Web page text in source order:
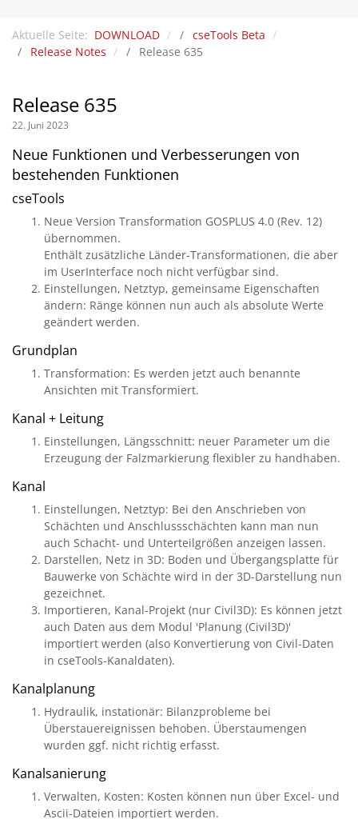
Aktuelle Seite: DOWNLOAD
cseTools Beta
Release Notes
Release 635
Release 635
22. Juni 2023
Neue Funktionen und Verbesserungen von
bestehenden Funktionen
cseTools
Neue Version Transformation GOSPLUS 4.0 (Rev. 12)
übernommen.
Enthält zusätzliche Länder-Transformationen, die aber
im UserInterface noch nicht verfügbar sind.
Einstellungen, Netztyp, gemeinsame Eigenschaften
ändern: Ränge können nun auch als absolute Werte
geändert werden.
Grundplan
Transformation: Es werden jetzt auch benannte
Ansichten mit Transformiert.
Kanal + Leitung
Einstellungen, Längsschnitt: neuer Parameter um die
Erzeugung der Falzmarkierung flexibler zu handhaben.
Kanal
Einstellungen, Netztyp: Bei den Anschrieben von
Schächten und Anschlussschächten kann man nun
auch Schacht- und Unterteilgrößen anzeigen lassen.
Darstellen, Netz in 3D: Boden und Übergangsplatte für
Bauwerke von Schächte wird in der 3D-Darstellung nun
gezeichnet.
Importieren, Kanal-Projekt (nur Civil3D): Es können jetzt
auch Daten aus dem Modul 'Planung (Civil3D)'
importiert werden (also Konvertierung von Civil-Daten
in cseTools-Kanaldaten).
Kanalplanung
Hydraulik, instationär: Bilanzprobleme bei
Überstauereignissen behoben. Überstaumengen
wurden ggf. nicht richtig erfasst.
Kanalsanierung
Verwalten, Kosten: Kosten können nun über Excel- und
Ascii-Dateien importiert werden.